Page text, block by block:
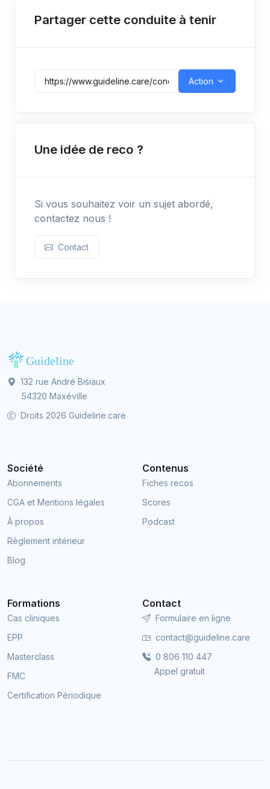
Partager cette conduite à tenir
Action
Une idée de reco ?
Si vous souhaitez voir un sujet abordé,
contactez nous !
Contact
132 rue André Bisiaux
54320 Maxéville
Droits 2026 Guideline.care
Société
Abonnements
CGA et Mentions légales
À propos
Règlement intérieur
Blog
Contenus
Fiches recos
Scores
Podcast
Formations
Cas cliniques
EPP
Masterclass
FMC
Certification Périodique
Contact
Formulaire en ligne
contact@guideline.care
0 806 110 447
Appel gratuit